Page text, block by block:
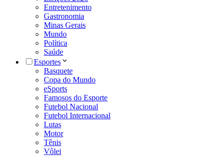
Entretenimento
Gastronomia
Minas Gerais
Mundo
Política
Saúde
Esportes
Basquete
Copa do Mundo
eSports
Famosos do Esporte
Futebol Nacional
Futebol Internacional
Lutas
Motor
Tênis
Vôlei